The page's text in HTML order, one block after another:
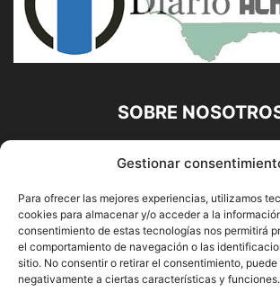
Gestionar
Para ofrecer las mejores experiencias, utilizamos
cookies para almacenar y/o acceder a la
consentimiento de estas tecnologías nos permitirá
el comportamiento de navegación o las
sitio. No consentir o retirar el consentimiento,
negativamente a ciertas características y funciones.
SOBRE
Diario Alhaurín
Francisco E. López López | 639 95 71
Alhaurín de la Torre, Málaga y
Contáctanos:
SÍGUENOS